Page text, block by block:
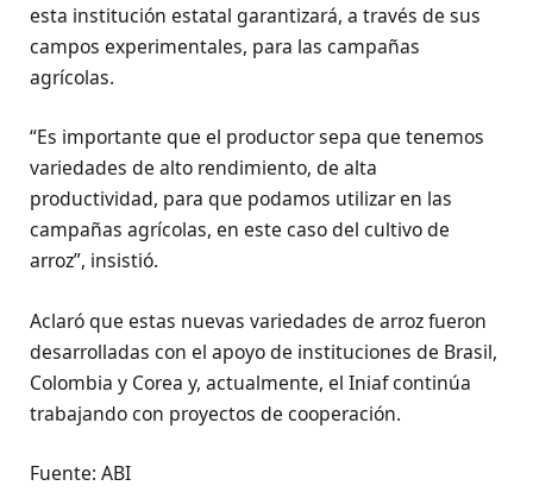
esta institución estatal garantizará, a través de sus
campos experimentales, para las campañas
agrícolas.
“Es importante que el productor sepa que tenemos
variedades de alto rendimiento, de alta
productividad, para que podamos utilizar en las
campañas agrícolas, en este caso del cultivo de
arroz”, insistió.
Aclaró que estas nuevas variedades de arroz fueron
desarrolladas con el apoyo de instituciones de Brasil,
Colombia y Corea y, actualmente, el Iniaf continúa
trabajando con proyectos de cooperación.
Fuente: ABI